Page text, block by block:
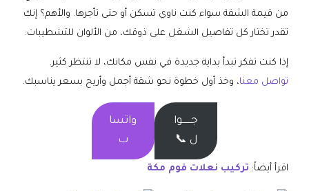
من قيمة الشقة سواء كنت ناوي تسكن أو حتى تأجرها. والأهم؟ إنك
تقدر تختار كل تفاصيل الشغل على ذوقك، من الألوان للتشطيبات.
إذا كنت تفكر تبدأ بداية جديدة في نفس مكانك، لا تنتظر كثير.
تواصل معنا، وخذ أول خطوة نحو شقة أجمل وأريح بسعر يناسبك.
جــــــوا
ل 📞
واتسا
ب
اقرأ أيضاً: تركيب نعلات فوم مكة